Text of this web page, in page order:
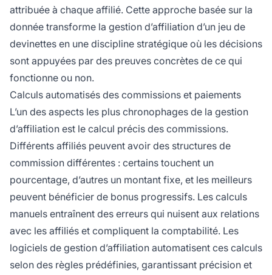
attribuée à chaque affilié. Cette approche basée sur la
donnée transforme la gestion d’affiliation d’un jeu de
devinettes en une discipline stratégique où les décisions
sont appuyées par des preuves concrètes de ce qui
fonctionne ou non.
Calculs automatisés des commissions et paiements
L’un des aspects les plus chronophages de la gestion
d’affiliation est le calcul précis des commissions.
Différents affiliés peuvent avoir des structures de
commission différentes : certains touchent un
pourcentage, d’autres un montant fixe, et les meilleurs
peuvent bénéficier de bonus progressifs. Les calculs
manuels entraînent des erreurs qui nuisent aux relations
avec les affiliés et compliquent la comptabilité. Les
logiciels de gestion d’affiliation automatisent ces calculs
selon des règles prédéfinies, garantissant précision et